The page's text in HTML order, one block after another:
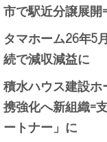
市で駅近分譲展開
タマホーム26年5
続で減収減益に
積水ハウス建設
携強化へ新組織=
ートナー」に